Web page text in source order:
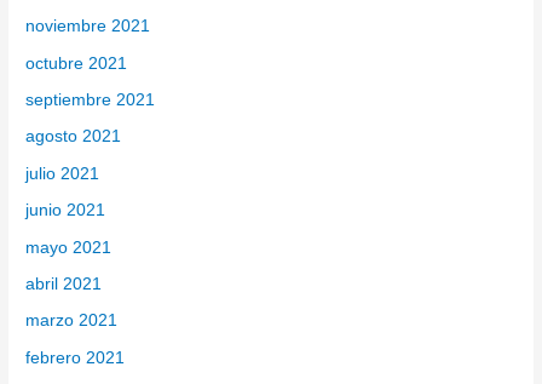
noviembre 2021
octubre 2021
septiembre 2021
agosto 2021
julio 2021
junio 2021
mayo 2021
abril 2021
marzo 2021
febrero 2021